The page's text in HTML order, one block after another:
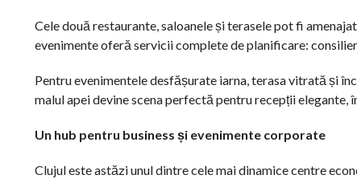
Cele două restaurante, saloanele și terasele pot fi
evenimente oferă servicii complete de planificare:
Pentru evenimentele desfășurate iarna, terasa vitrată și
malul apei devine scena perfectă pentru recepții elegante,
Un hub pentru business și evenimente corporate
Clujul este astăzi unul dintre cele mai dinamice centre